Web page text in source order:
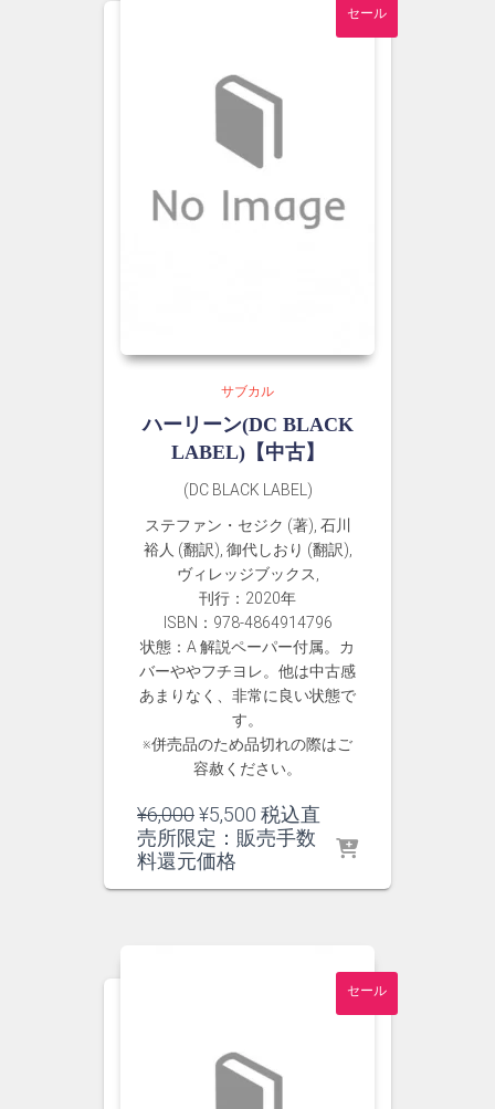
セール
サブカル
ハーリーン(DC BLACK
LABEL)【中古】
(DC BLACK LABEL)
ステファン・セジク (著), 石川
裕人 (翻訳), 御代しおり (翻訳),
ヴィレッジブックス,
刊行：2020年
ISBN：978-4864914796
状態：A 解説ペーパー付属。カ
バーややフチヨレ。他は中古感
あまりなく、非常に良い状態で
す。
※併売品のため品切れの際はご
容赦ください。
¥6,000元
の
価
¥5,500 現
在
税込直
売所限定：販売手数
料還元価格
セール